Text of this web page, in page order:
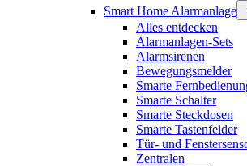
Smart Home Alarmanlage
Alles entdecken
Alarmanlagen-Sets
Alarmsirenen
Bewegungsmelder
Smarte
Smarte Schalter
Smarte Steckdosen
Smarte Tastenfelder
Tür- und
Zentralen